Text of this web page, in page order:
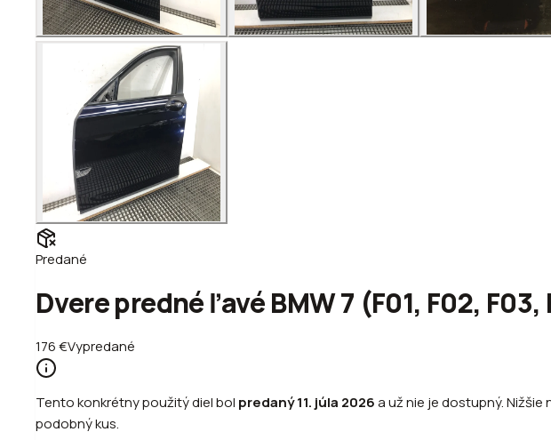
Predané
Dvere predné ľavé BMW 7 (F01, F02,
176€Vypredané
Tento konkrétny použitý diel bol predaný11. júla 2026a už nie je dostupný. Nižšie
podobný kus.